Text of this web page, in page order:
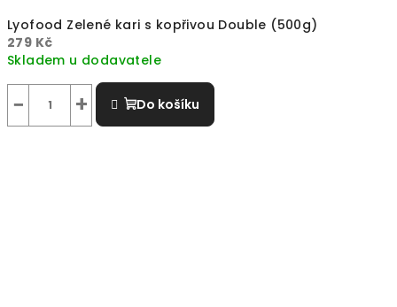
Lyofood Zelené kari s kopřivou Double (500g)
279 Kč
Skladem u dodavatele
+
− Do košíku